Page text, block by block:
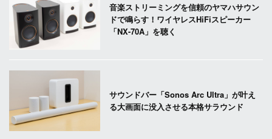
音楽ストリーミングを信頼のヤマハサウン
ドで鳴らす！ワイヤレスHiFiスピーカー
「NX-70A」を聴く
サウンドバー「Sonos Arc Ultra」が叶え
る大画面に没入させる本格サラウンド